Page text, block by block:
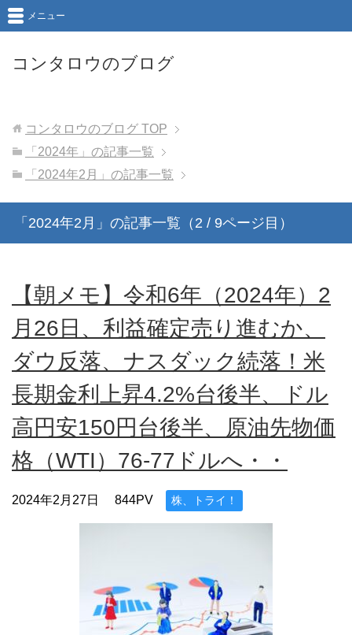
コンタロウのブログ
メニュー
コンタロウのブログ TOP
「2024年」の記事一覧
「2024年2月」の記事一覧
「2024年2月」の記事一覧（2 / 9ページ目）
【朝メモ】令和6年（2024年）2
月26日、利益確定売り進むか、
ダウ反落、ナスダック続落！米
長期金利上昇4.2%台後半、ドル
高円安150円台後半、原油先物価
格（WTI）76-77ドルへ・・
2024年2月27日 844PV 株、トライ！